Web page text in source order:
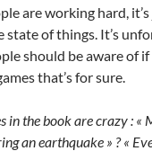
are working hard,
of things. It’s
should be aware of
that’s for sure.
in the book are crazy : «
an earthquake » ? «